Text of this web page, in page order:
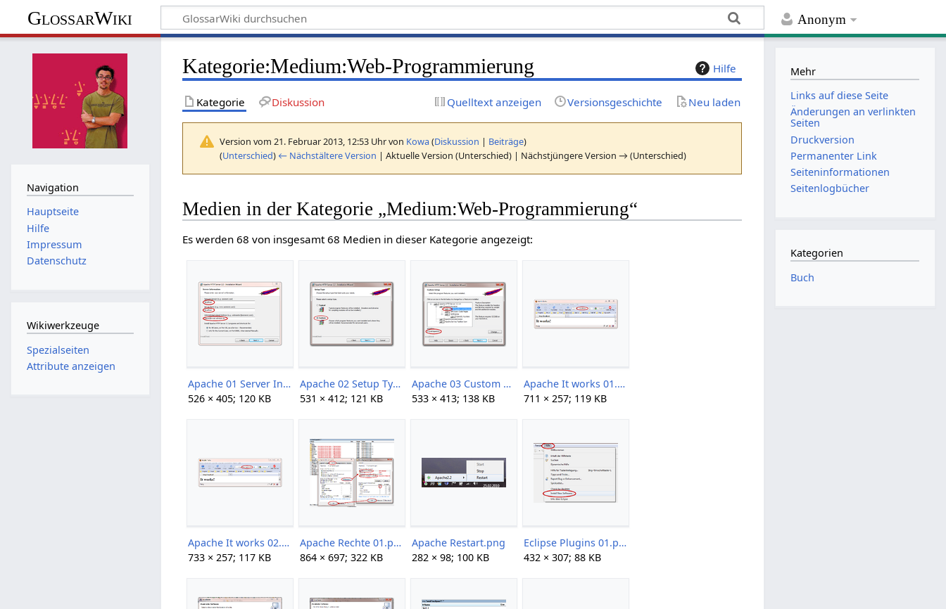
Anonym
GlossarWiki
Hilfe
Kategorie:Medium:Web-Programmierung
Kategorie Diskussion Quelltext anzeigen Versionsgeschichte Neu laden
Version vom 21. Februar 2013, 12:53 Uhr von Kowa(Diskussion | Beiträge)
(Unterschied) ← Nächstältere Version | Aktuelle Version (Unterschied) | Nächstjüngere Version → (Unterschied)
Medien in der Kategorie „Medium:Web-Programmierung“
Es werden 68 von insgesamt 68 Medien in dieser Kategorie angezeigt:
Apache 01 Server Information.png
526 × 405; 120 KB
Apache 02 Setup Type.png
531 × 412; 121 KB
Apache 03 Custom Setup.png
533 × 413; 138 KB
Apache It works 01.png
711 × 257; 119 KB
Apache It works 02.png
733 × 257; 117 KB
Apache Rechte 01.png
864 × 697; 322 KB
Apache Restart.png
282 × 98; 100 KB
Eclipse Plugins 01.png
432 × 307; 88 KB
Navigation
Hauptseite
Hilfe
Impressum
Datenschutz
Wikiwerkzeuge
Spezialseiten
Attribute anzeigen
Mehr
Links auf diese Seite
Änderungen an verlinkten
Seiten
Druckversion
Permanenter Link
Seiten­­informationen
Seitenlogbücher
Kategorien
Buch